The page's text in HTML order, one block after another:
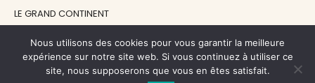
LE GRAND CONTINENT
EN ATTENDANT NADEAU
Nous utilisons des cookies pour vous garantir la meilleure
expérience sur notre site web. Si vous continuez à utiliser ce
site, nous supposerons que vous en êtes satisfait.